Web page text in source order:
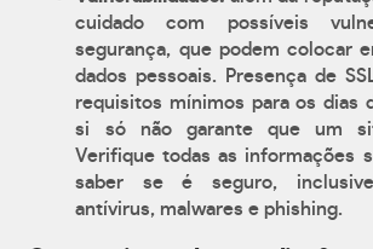
cuidado com possíveis
segurança, que podem colocar
dados pessoais. Presença de
requisitos mínimos para os dias
si só não garante que um
Verifique todas as informações
saber se é seguro,
antívirus, malwares e phishing.